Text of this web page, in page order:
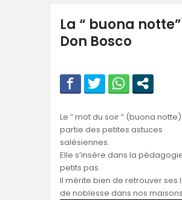
Nous aider
La “ buona
Don Bosco
Le ” mot du soir ” (buona
partie des petites astuces
salésiennes.
Elle s’insère dans la
petits pas.
Il mérite bien de retrouver ses
de noblesse dans nos